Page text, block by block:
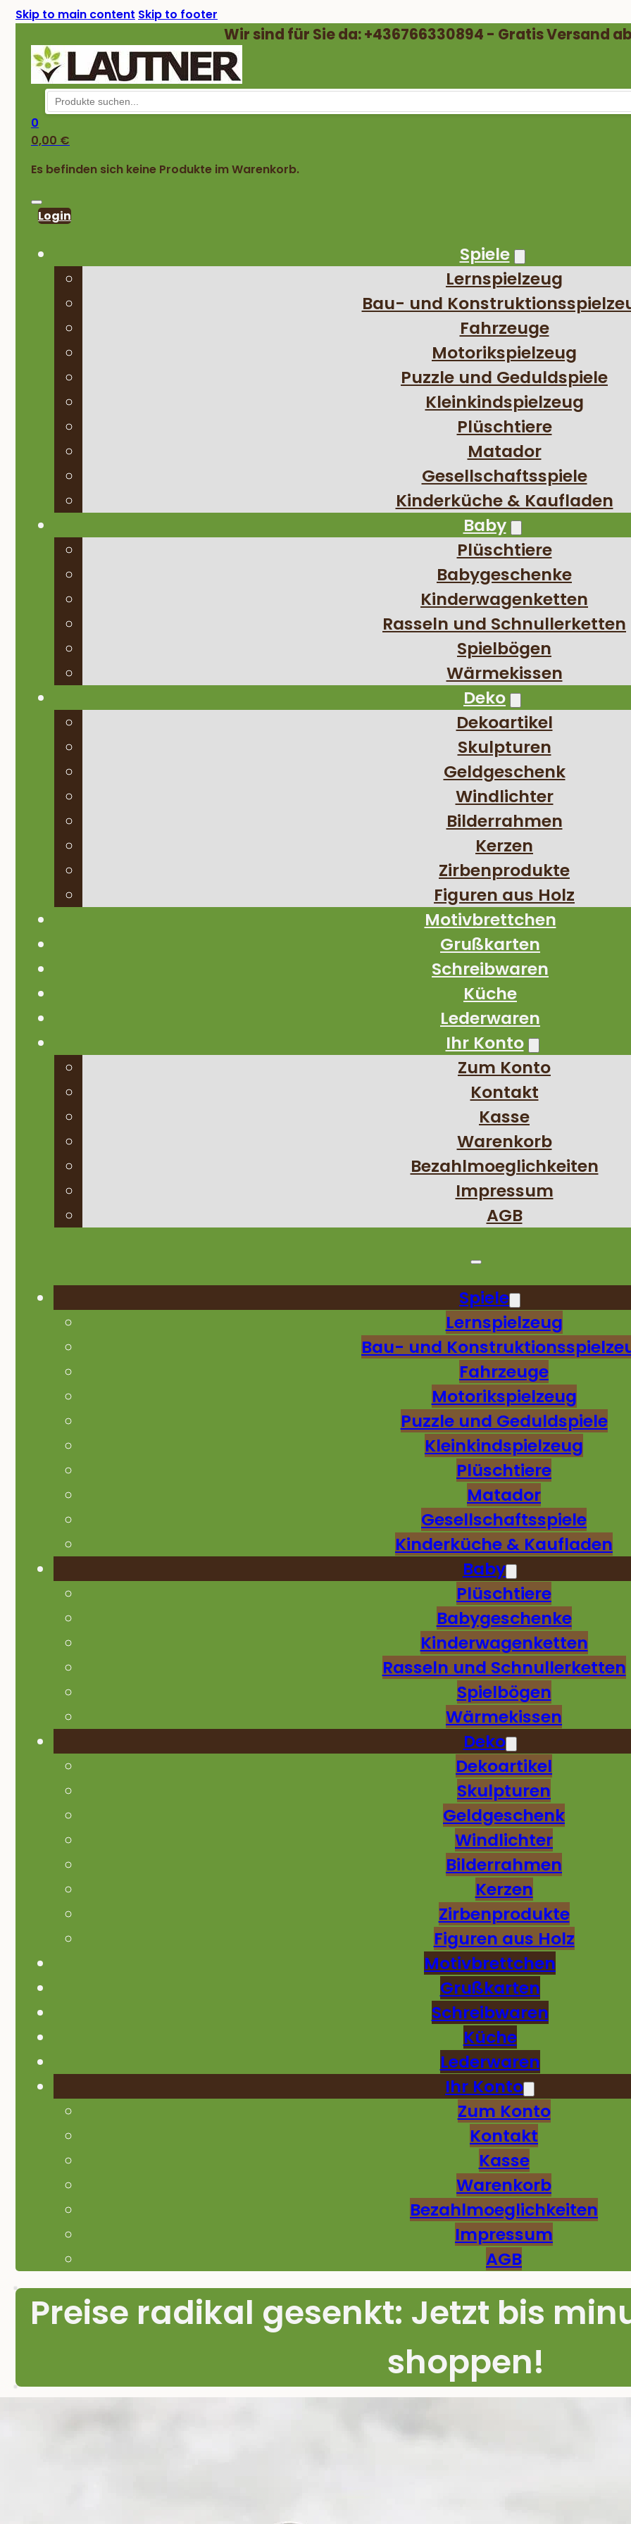
Skip to main content Skip to footer
Wir sind für Sie da: +436766330894 - Gratis Versand
0
0,00 €
Es befinden sich keine Produkte im Warenkorb.
Login
Spiele
Lernspielzeug
Bau- und
Fahrzeuge
Motorikspielzeug
Puzzle und Geduldspiele
Kleinkindspielzeug
Plüschtiere
Matador
Gesellschaftsspiele
Kinderküche & Kaufladen
Baby
Plüschtiere
Babygeschenke
Kinderwagenketten
Rasseln und Schnullerketten
Spielbögen
Wärmekissen
Deko
Dekoartikel
Skulpturen
Geldgeschenk
Windlichter
Bilderrahmen
Kerzen
Zirbenprodukte
Figuren aus Holz
Motivbrettchen
Grußkarten
Schreibwaren
Küche
Lederwaren
Ihr Konto
Zum Konto
Kontakt
Kasse
Warenkorb
Bezahlmoeglichkeiten
Impressum
AGB
Spiele
Lernspielzeug
Bau- und
Fahrzeuge
Motorikspielzeug
Puzzle und Geduldspiele
Kleinkindspielzeug
Plüschtiere
Matador
Gesellschaftsspiele
Kinderküche & Kaufladen
Baby
Plüschtiere
Babygeschenke
Kinderwagenketten
Rasseln und Schnullerketten
Spielbögen
Wärmekissen
Deko
Dekoartikel
Skulpturen
Geldgeschenk
Windlichter
Bilderrahmen
Kerzen
Zirbenprodukte
Figuren aus Holz
Motivbrettchen
Grußkarten
Schreibwaren
Küche
Lederwaren
Ihr Konto
Zum Konto
Kontakt
Kasse
Warenkorb
Bezahlmoeglichkeiten
Impressum
AGB
Preise radikal gesenkt: Jetzt bis
shoppen!